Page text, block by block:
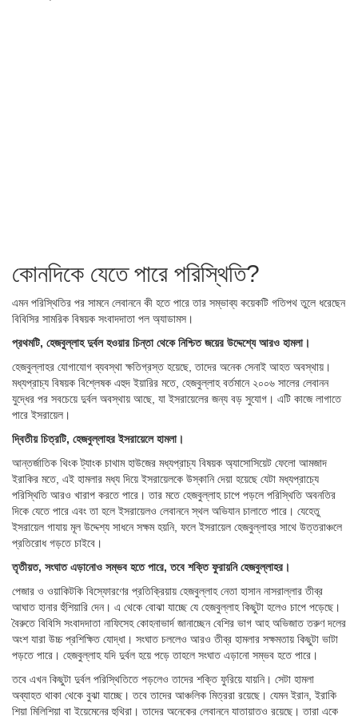
কোনদিকে যেতে পারে পরিস্থিতি?
এমন পরিস্থিতির পর সামনে লেবাননে কী হতে পারে তার সম্ভাব্য কয়েকটি গতিপথ তুলে ধরেছেন
বিবিসির সামরিক বিষয়ক সংবাদদাতা পল অ্যাডামস।
প্রথমটি, হেজবুল্লাহ দুর্বল হওয়ার চিন্তা থেকে নিশ্চিত জয়ের উদ্দেশ্যে আরও হামলা।
হেজবুল্লাহর যোগাযোগ ব্যবস্থা ক্ষতিগ্রস্ত হয়েছে, তাদের অনেক সেনাই আহত অবস্থায়।
মধ্যপ্রাচ্য বিষয়ক বিশ্লেষক এহুদ ইয়ারির মতে, হেজবুল্লাহ বর্তমানে ২০০৬ সালের লেবানন
যুদ্ধের পর সবচেয়ে দুর্বল অবস্থায় আছে, যা ইসরায়েলের জন্য বড় সুযোগ। এটি কাজে লাগাতে
পারে ইসরায়েল।
দ্বিতীয় চিত্রটি, হেজবুল্লাহর ইসরায়েলে হামলা।
আন্তর্জাতিক থিংক ট্যাংক চাথাম হাউজের মধ্যপ্রাচ্য বিষয়ক অ্যাসোসিয়েট ফেলো আমজাদ
ইরাকির মতে, এই হামলার মধ্য দিয়ে ইসরায়েলকে উস্কানি দেয়া হয়েছে যেটা মধ্যপ্রাচ্যে
পরিস্থিতি আরও খারাপ করতে পারে। তার মতে হেজবুল্লাহ চাপে পড়লে পরিস্থিতি অবনতির
দিকে যেতে পারে এবং তা হলে ইসরায়েলও লেবাননে স্থল অভিযান চালাতে পারে। যেহেতু
ইসরায়েল গাযায় মূল উদ্দেশ্য সাধনে সক্ষম হয়নি, ফলে ইসরায়েল হেজবুল্লাহর সাথে উত্তরাঞ্চলে
প্রতিরোধ গড়তে চাইবে।
তৃতীয়ত, সংঘাত এড়ানোও সম্ভব হতে পারে, তবে শক্তি ফুরায়নি হেজবুল্লাহর।
পেজার ও ওয়াকিটকি বিস্ফোরণের প্রতিক্রিয়ায় হেজবুল্লাহ নেতা হাসান নাসরাল্লার তীব্র
আঘাত হানার হুঁশিয়ারি দেন। এ থেকে বোঝা যাচ্ছে যে হেজবুল্লাহ কিছুটা হলেও চাপে পড়েছে।
বৈরুতে বিবিসি সংবাদদাতা নাফিসেহ কোহনাভার্দ জানাচ্ছেন বেশির ভাগ আহ অভিজাত তরুণ দলের
অংশ যারা উচ্চ প্রশিক্ষিত যোদ্ধা। সংঘাত চললেও আরও তীব্র হামলার সক্ষমতায় কিছুটা ভাটা
পড়তে পারে। হেজবুল্লাহ যদি দুর্বল হয়ে পড়ে তাহলে সংঘাত এড়ানো সম্ভব হতে পারে।
তবে এখন কিছুটা দুর্বল পরিস্থিতিতে পড়লেও তাদের শক্তি ফুরিয়ে যায়নি। সেটা হামলা
অব্যাহত থাকা থেকে বুঝা যাচ্ছে। তবে তাদের আঞ্চলিক মিত্ররা রয়েছে। যেমন ইরান, ইরাকি
শিয়া মিলিশিয়া বা ইয়েমেনের হুথিরা। তাদের অনেকের লেবাননে যাতায়াতও রয়েছে। তারা একে